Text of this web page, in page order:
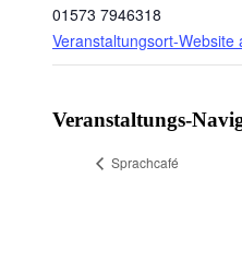
01573 7946318
Veranstaltungsort-Website
Veranstaltungs-
Sprachcafé